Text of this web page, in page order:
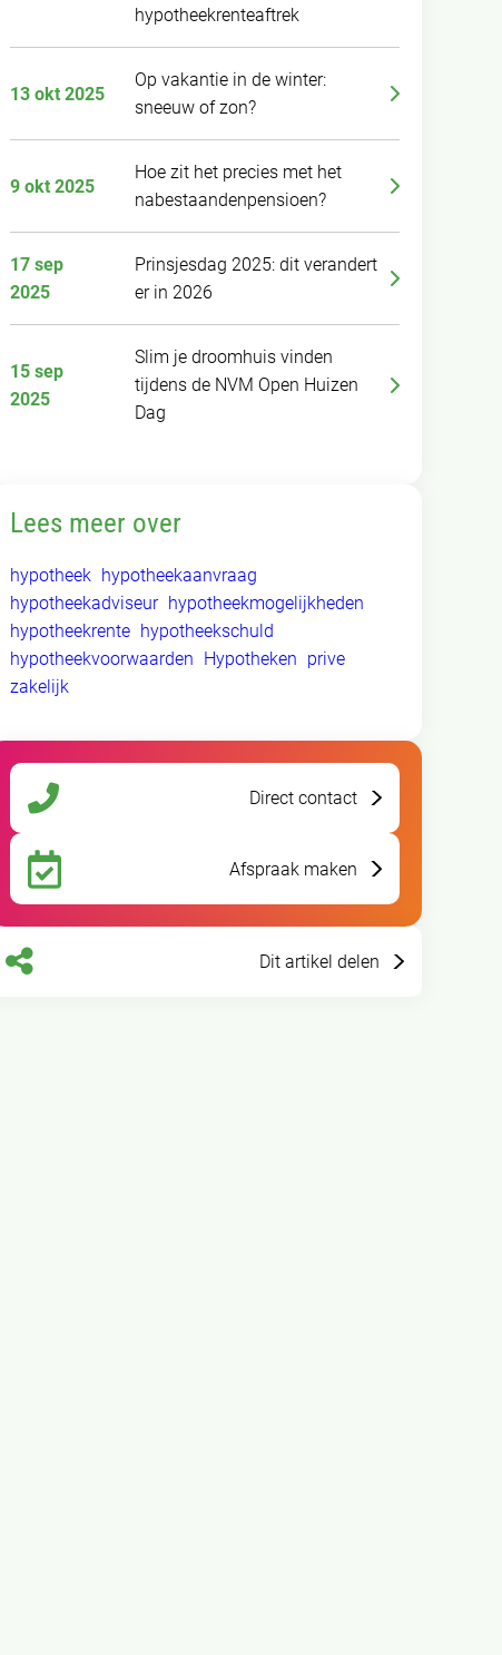
hypotheekrenteaftrek
13 okt 2025
Op vakantie in de winter:
sneeuw of zon?
9 okt 2025
Hoe zit het precies met het
nabestaandenpensioen?
17 sep
2025
Prinsjesdag 2025: dit verandert
er in 2026
15 sep
2025
Slim je droomhuis vinden
tijdens de NVM Open Huizen
Dag
Lees meer over
hypotheek hypotheekaanvraag
hypotheekadviseur hypotheekmogelijkheden
hypotheekrente hypotheekschuld
hypotheekvoorwaarden Hypotheken prive
zakelijk
Direct contact
Afspraak maken
Dit artikel delen